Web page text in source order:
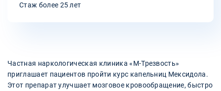
Стаж более 25 лет
Частная наркологическая клиника «М-Трезвость»
приглашает пациентов пройти курс капельниц Мексидола.
Этот препарат улучшает мозговое кровообращение, быстро